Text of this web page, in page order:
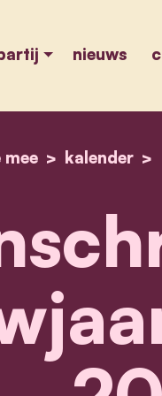
nieuws
mee kalender